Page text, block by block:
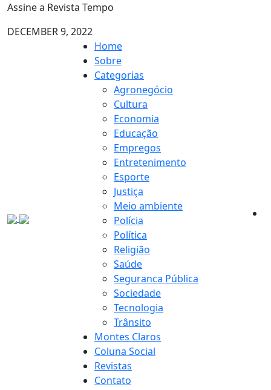
Assine a Revista Tempo
DECEMBER 9, 2022
Home
Sobre
Categorias
Agronegócio
Cultura
Economia
Educação
Empregos
Entretenimento
Esporte
Justiça
Meio ambiente
Polícia
Política
Religião
Saúde
Seguranca Pública
Sociedade
Tecnologia
Trânsito
Montes Claros
Coluna Social
Revistas
Contato